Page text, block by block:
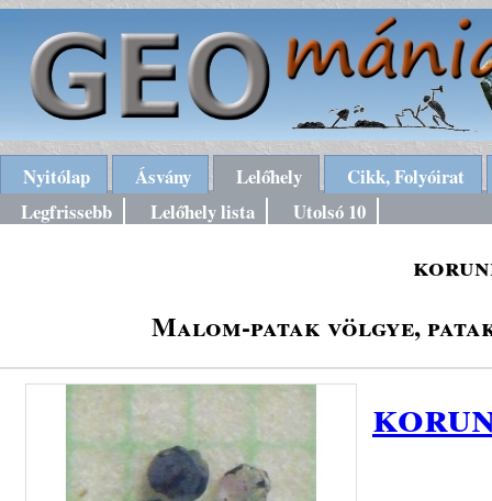
Nyitólap Ásvány Lelőhely
Cikk, Folyóirat
Legfrissebb
Lelőhely lista Utolsó 10
Malom-patak völgye,